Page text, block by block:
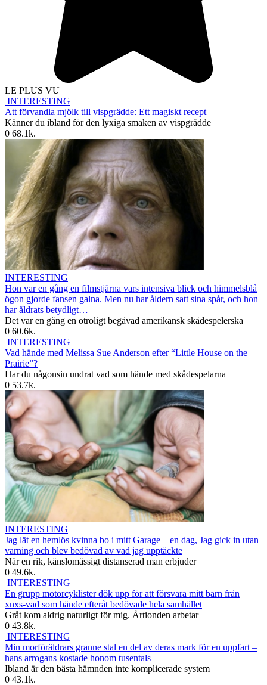
LE PLUS VU
INTERESTING
Att förvandla mjölk till vispgrädde: Ett magiskt recept
Känner du ibland för den lyxiga smaken av vispgrädde
0 68.1k.
INTERESTING
Hon var en gång en filmstjärna vars intensiva blick och himmelsblå
ögon gjorde fansen galna. Men nu har åldern satt sina spår, och hon
har åldrats betydligt…
Det var en gång en otroligt begåvad amerikansk skådespelerska
0 60.6k.
INTERESTING
Vad hände med Melissa Sue Anderson efter “Little House on the
Prairie”?
Har du någonsin undrat vad som hände med skådespelarna
0 53.7k.
INTERESTING
Jag lät en hemlös kvinna bo i mitt Garage – en dag, Jag gick in utan
varning och blev bedövad av vad jag upptäckte
När en rik, känslomässigt distanserad man erbjuder
0 49.6k.
INTERESTING
En grupp motorcyklister dök upp för att försvara mitt barn från
xnxs-vad som hände efteråt bedövade hela samhället
Gråt kom aldrig naturligt för mig. Årtionden arbetar
0 43.8k.
INTERESTING
Min morföräldrars granne stal en del av deras mark för en uppfart –
hans arrogans kostade honom tusentals
Ibland är den bästa hämnden inte komplicerade system
0 43.1k.